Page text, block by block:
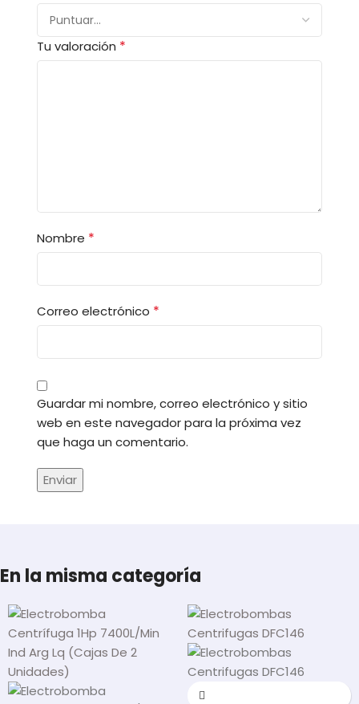
Tu valoración *
Nombre *
Correo electrónico *
Guardar mi nombre, correo electrónico y sitio
web en este navegador para la próxima vez
que haga un comentario.
En la misma categoría